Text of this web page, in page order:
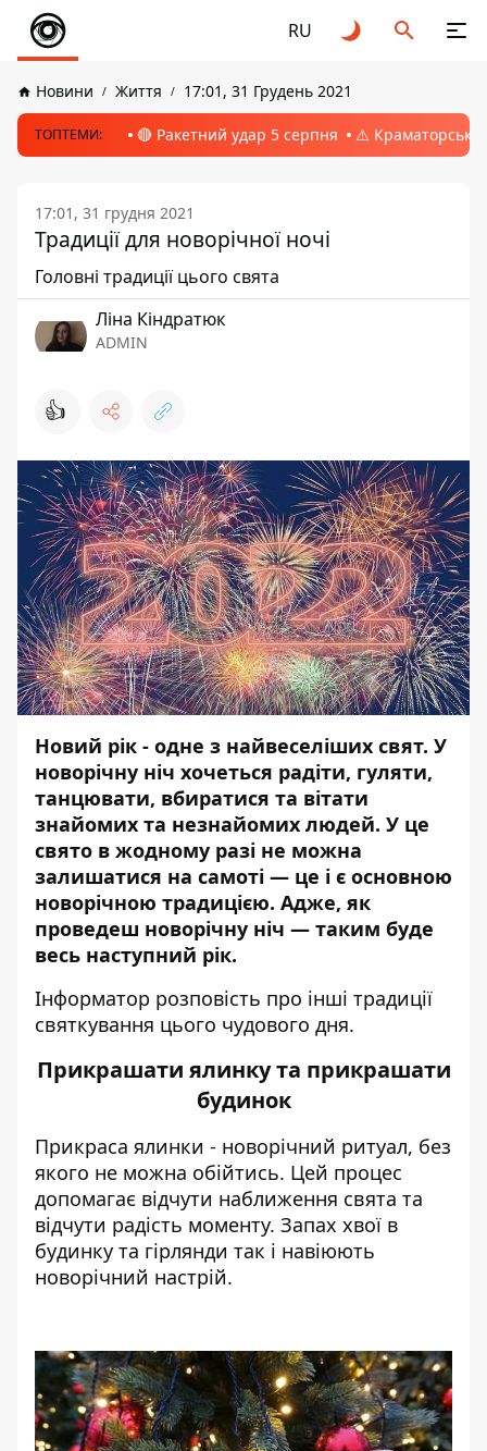
RU
Новини Життя 17:01, 31 Грудень 2021
ТОПТЕМИ: 🔴 Ракетний удар 5 серпня ⚠️ Краматорськ,
17:01, 31 грудня 2021
Традиції для новорічної ночі
Головні традиції цього свята
Ліна Кіндратюк
ADMIN
👍
Новий рік - одне з найвеселіших свят. У
новорічну ніч хочеться радіти, гуляти,
танцювати, вбиратися та вітати
знайомих та незнайомих людей. У це
свято в жодному разі не можна
залишатися на самоті — це і є основною
новорічною традицією. Адже, як
проведеш новорічну ніч — таким буде
весь наступний рік.
Інформатор розповість про інші традиції
святкування цього чудового дня.
Прикрашати ялинку та прикрашати
будинок
Прикраса ялинки - новорічний ритуал, без
якого не можна обійтись. Цей процес
допомагає відчути наближення свята та
відчути радість моменту. Запах хвої в
будинку та гірлянди так і навіюють
новорічний настрій.